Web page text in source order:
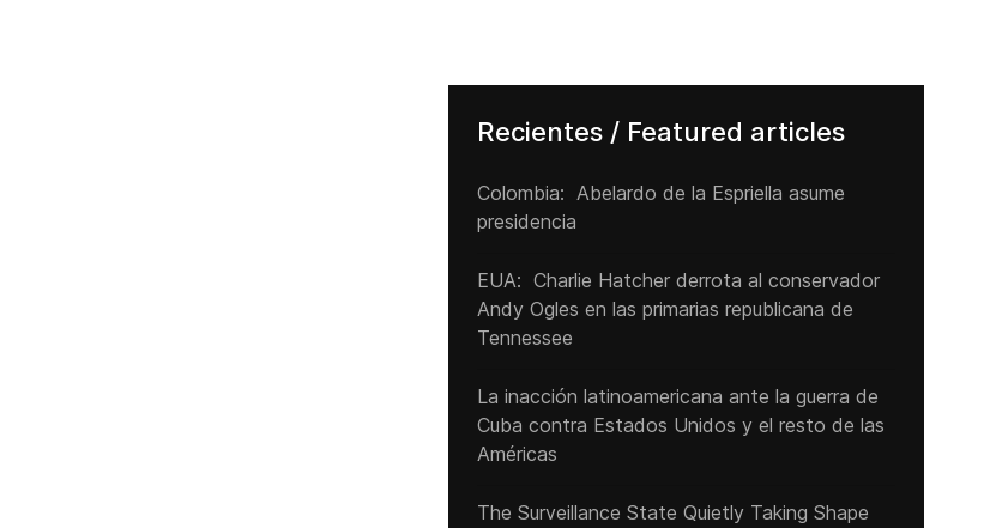
Recientes / Featured articles
Colombia: Abelardo de la Espriella asume
presidencia
EUA: Charlie Hatcher derrota al conservador
Andy Ogles en las primarias republicana de
Tennessee
La inacción latinoamericana ante la guerra de
Cuba contra Estados Unidos y el resto de las
Américas
The Surveillance State Quietly Taking Shape